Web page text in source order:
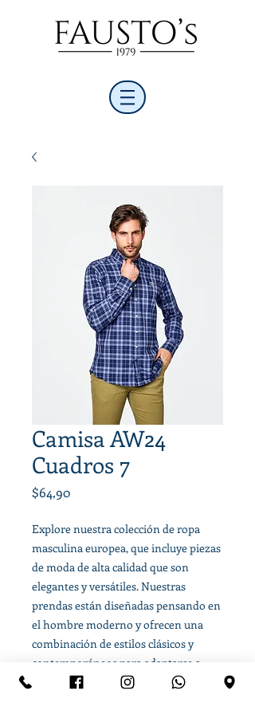
Camisa AW24
Cuadros 7
$64,90Precio
Explore nuestra colección de ropa
masculina europea, que incluye piezas
de moda de alta calidad que son
elegantes y versátiles. Nuestras
prendas están diseñadas pensando en
el hombre moderno y ofrecen una
combinación de estilos clásicos y
contemporáneos para adaptarse a
cualquier ocasión.